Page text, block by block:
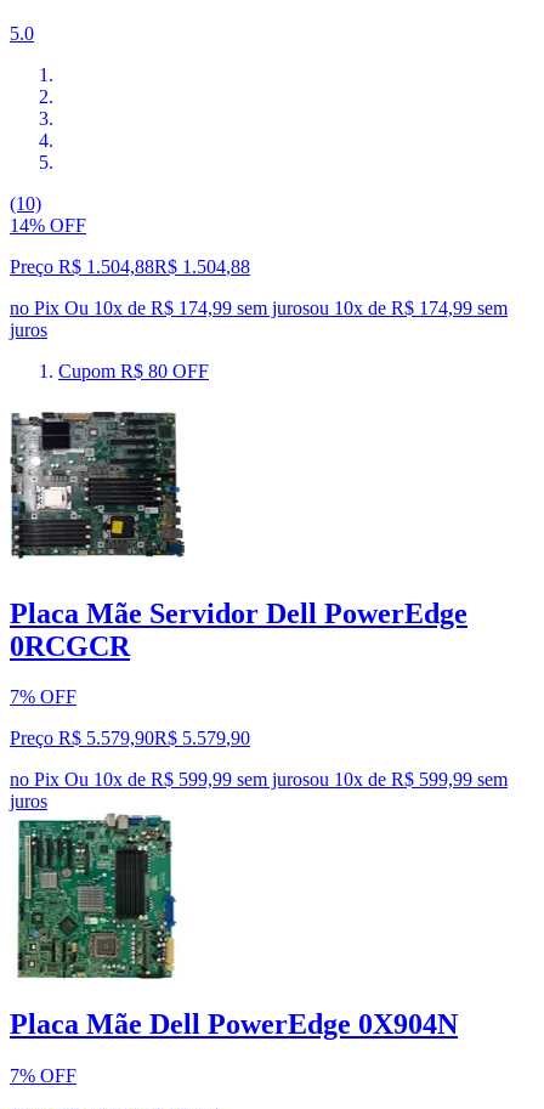
5.0
(10)
14% OFF
Preço R$ 1.504,88R$ 1.504,88
no Pix Ou 10x de R$ 174,99 sem jurosou 10x de R$ 174,99 sem
juros
Cupom R$ 80 OFF
Placa Mãe Servidor Dell PowerEdge
0RCGCR
7% OFF
Preço R$ 5.579,90R$ 5.579,90
no Pix Ou 10x de R$ 599,99 sem jurosou 10x de R$ 599,99 sem
juros
Placa Mãe Dell PowerEdge 0X904N
7% OFF